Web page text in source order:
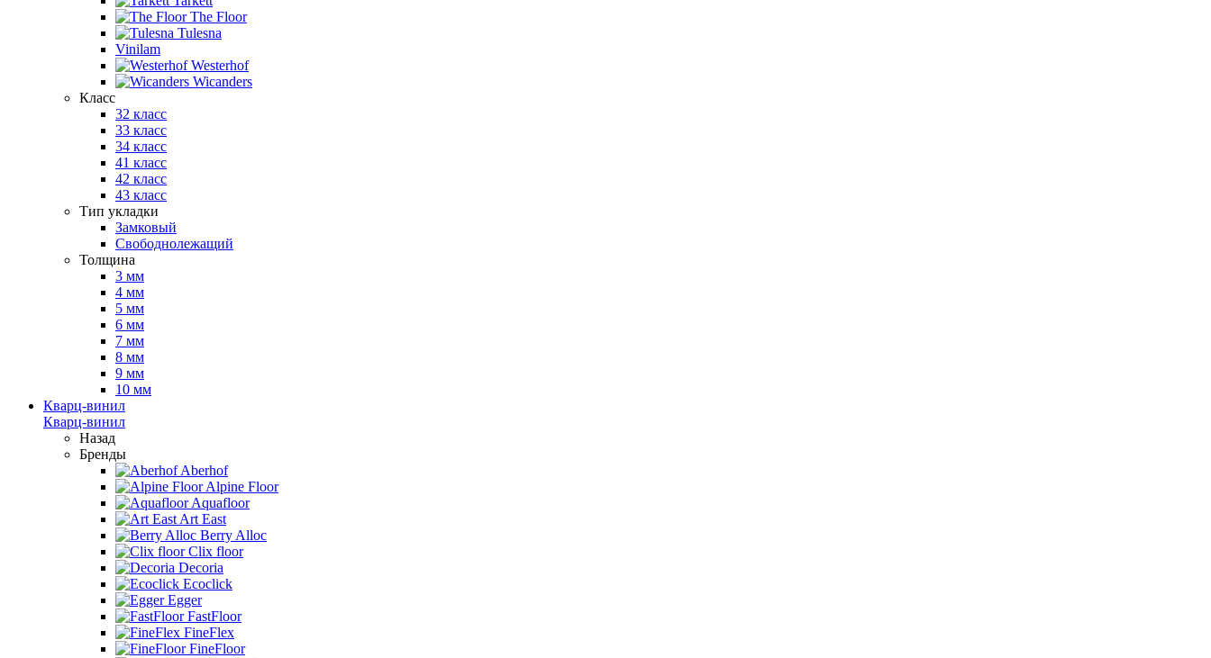
The Floor
Tulesna
Vinilam
Westerhof
Wicanders
Класс
32 класс
33 класс
34 класс
41 класс
42 класс
43 класс
Тип укладки
Замковый
Свободнолежащий
Толщина
3 мм
4 мм
5 мм
6 мм
7 мм
8 мм
9 мм
10 мм
Кварц-винил
Кварц-винил
Назад
Бренды
Aberhof
Alpine Floor
Aquafloor
Art East
Berry Alloc
Clix floor
Decoria
Ecoclick
Egger
FastFloor
FineFlex
FineFloor